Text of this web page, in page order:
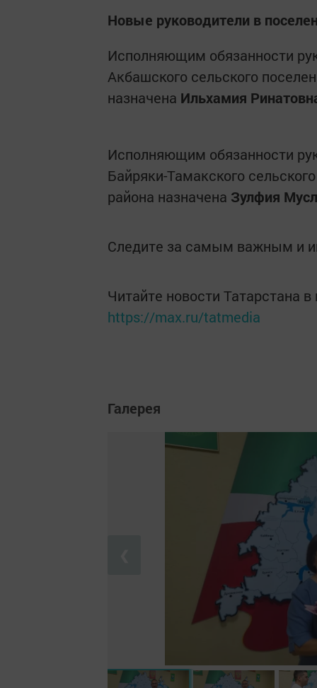
Новые руководители в
Исполняющим обязанности
Акбашского сельского
назначена Ильхамия
Исполняющим обязанности
Байряки-Тамакского
района назначена Зулфия
Следите за самым важным и
Читайте новости Татарстана
https://max.ru/tatmedia
Галерея